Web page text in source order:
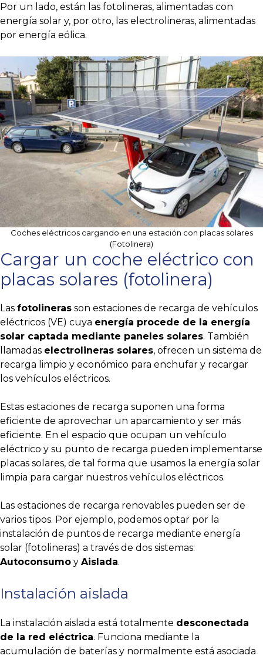
Por un lado, están las fotolineras, alimentadas con
energía solar y, por otro, las electrolineras, alimentadas
por energía eólica.
Coches eléctricos cargando en una estación con placas solares
(Fotolinera)
Cargar un coche eléctrico con
placas solares (fotolinera)
Las fotolineras son estaciones de recarga de vehículos
eléctricos (VE) cuya energía procede de la energía
solar captada mediante paneles solares. También
llamadas electrolineras solares, ofrecen un sistema de
recarga limpio y económico para enchufar y recargar
los vehículos eléctricos.
Estas estaciones de recarga suponen una forma
eficiente de aprovechar un aparcamiento y ser más
eficiente. En el espacio que ocupan un vehículo
eléctrico y su punto de recarga pueden implementarse
placas solares, de tal forma que usamos la energía solar
limpia para cargar nuestros vehículos eléctricos.
Las estaciones de recarga renovables pueden ser de
varios tipos. Por ejemplo, podemos optar por la
instalación de puntos de recarga mediante energía
solar (fotolineras) a través de dos sistemas:
Autoconsumo y Aislada.
Instalación aislada
La instalación aislada está totalmente desconectada
de la red eléctrica. Funciona mediante la
acumulación de baterías y normalmente está asociada